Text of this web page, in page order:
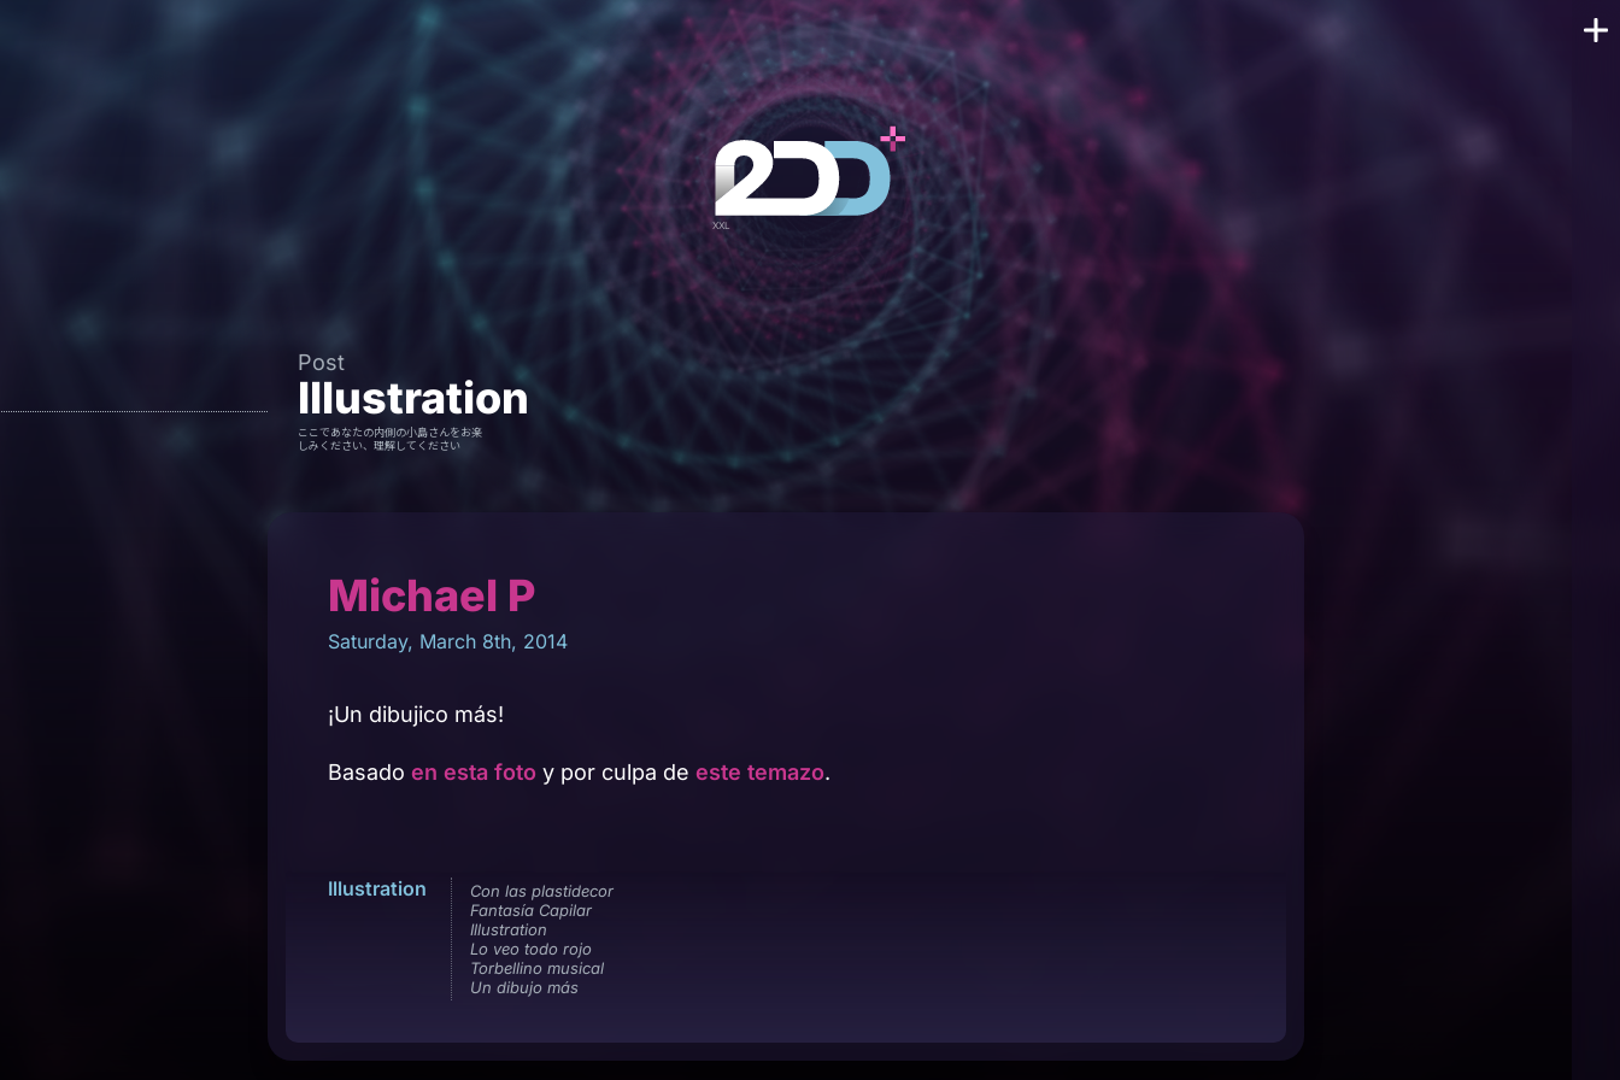
Post
Illustration
ここであなたの内側の小島さんをお楽
しみください、理解してください
Michael P
Saturday, March 8th, 2014
¡Un dibujico más!
Basado en esta foto y por culpa de este temazo.
Illustration
Con las plastidecor
Fantasía Capilar
Illustration
Lo veo todo rojo
Torbellino musical
Un dibujo más